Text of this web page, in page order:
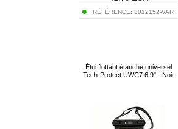
RÉFÉRENCE:3012152-VAR
Étui flottant étanche universel
Tech-Protect UWC7 6.9" - Noir